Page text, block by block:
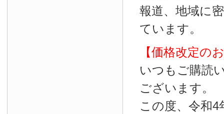
報道、地域に
ています。
【価格改定の
いつもご購読
ございます。
この度、令和4